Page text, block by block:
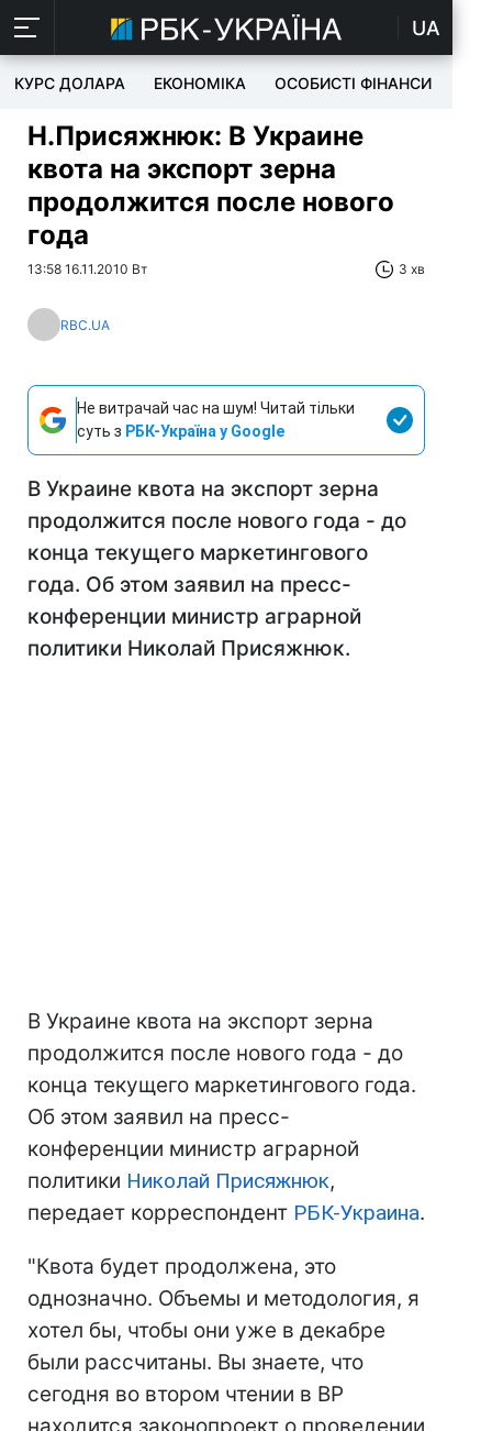
UA
КУРС ДОЛАРА ЕКОНОМІКА ОСОБИСТІ ФІНАНСИ
Н.Присяжнюк: В Украине
квота на экспорт зерна
продолжится после нового
года
13:58 16.11.2010 Вт 3 хв
RBC.UA
Не витрачай час на шум! Читай тільки
суть з РБК-Україна у Google
В Украине квота на экспорт зерна
продолжится после нового года - до
конца текущего маркетингового
года. Об этом заявил на пресс-
конференции министр аграрной
политики Николай Присяжнюк.
В Украине квота на экспорт зерна
продолжится после нового года - до
конца текущего маркетингового года.
Об этом заявил на пресс-
конференции министр аграрной
политики Николай Присяжнюк,
передает корреспондент РБК-Украина.
"Квота будет продолжена, это
однозначно. Объемы и методология, я
хотел бы, чтобы они уже в декабре
были рассчитаны. Вы знаете, что
сегодня во втором чтении в ВР